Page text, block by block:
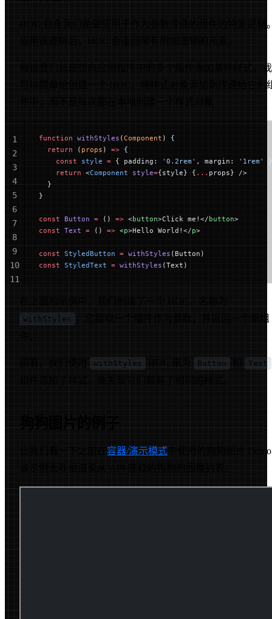
HOC 包含我们希望应用于作为参数传递的组件的特定逻辑
应用该逻辑后，HOC 会返回带有附加逻辑的元素。
假设我们总是想向应用程序中的多个组件添加某种样式。
可以简单地创建一个 HOC，将样式对象添加到传递给它的
件中，而不是每次都在本地创建一个样式对象
function withStyles (Component ) {
  return
( props ) => {
    const
style = { padding: '0.2rem' , margin: '1rem'
}
    return
<Component style={style} { ... props} />
  }
}
const Button = () => <button>Click me!</button>
const Text = () => <p>Hello World!</p>
const StyledButton = withStyles (Button)
const StyledText = withStyles (Text)
1
2
3
4
5
6
7
8
9
10
11
在上面的示例中，我们创建了一个 HOC，名称为
withStyles
，它接收一个组件作为参数，并返回一个新组
接着，我们使用 withStyles Button Text
组件添加了样式，会发现它们都有了相同的样式。
狗狗图片的例子
让我们看一下之前在 容器/演示模式 中使用的狗狗图片
该示例无非是渲染从 API 获取的狗狗的图像列表。